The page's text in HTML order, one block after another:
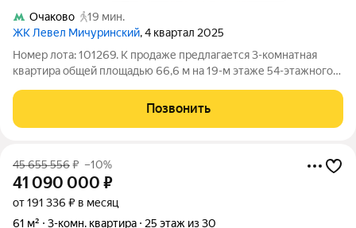
Очаково
19 мин.
ЖК Левел Мичуринский, 4 квартал 2025
Номер лота: 101269. К продаже предлагается 3-комнатная
квартира общей площадью 66,6 м на 19-м этаже 54-этажного
Мичуринский. Дом построен в 2025 году. Высота потолков в
чистом виде составляет 3
Позвонить
45 655 556₽ –10%
41 090 000 ₽
от 191 336 ₽ в месяц
61 м²
3-комн. квартира 25 этаж из 30